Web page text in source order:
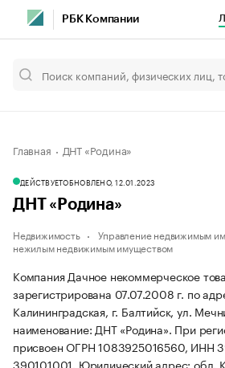
РБК Компании
Главная ДНТ «Родина»
ДЕЙСТВУЕТОБНОВЛЕНО, 12.01.2023
ДНТ «Родина»
Недвижимость Управление недвижимым
нежилым недвижимым имуществом
Компания Дачное некоммерческое
зарегистрирована 07.07.2008 г. по
Калининградская, г. Балтийск, ул.
наименование: ДНТ «Родина». При
присвоен ОГРН 1083925016560, ИНН
390101001. Юридический адрес: обл.